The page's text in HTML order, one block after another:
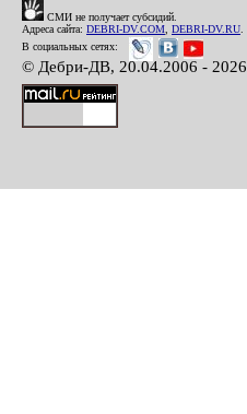
СМИ не получает субсидий.
Адреса сайта: DEBRI-DV.COM DEBRI-DV.RU
В социальных сетях:
© Дебри-ДВ, 20.04.2006 - 2026